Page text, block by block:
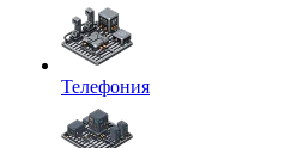
Телефония